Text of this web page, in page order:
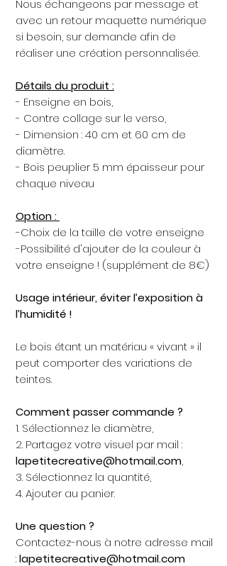
Nous échangeons par message et
avec un retour maquette numérique
si besoin, sur demande afin de
réaliser une création personnalisée.
Détails du produit :
- Enseigne en bois,
- Contre collage sur le verso,
- Dimension : 40 cm et 60 cm de
diamètre.
- Bois peuplier 5 mm épaisseur pour
chaque niveau
Option :
-Choix de la taille de votre enseigne
-Possibilité d'ajouter de la couleur à
votre enseigne ! (supplément de 8€)
Usage intérieur, éviter l’exposition à
l’humidité !
Le bois étant un matériau « vivant » il
peut comporter des variations de
teintes.
Comment passer commande ?
1. Sélectionnez le diamètre,
2. Partagez votre visuel par mail :
lapetitecreative@hotmail.com,
3. Sélectionnez la quantité,
4. Ajouter au panier.
Une question ?
Contactez-nous à notre adresse mail
:lapetitecreative@hotmail.com